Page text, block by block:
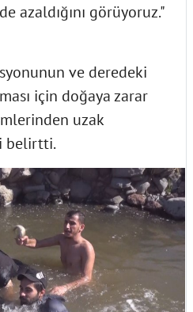
azaldığını görüyoruz."
ve deredeki
için doğaya zarar
uzak
belirtti.